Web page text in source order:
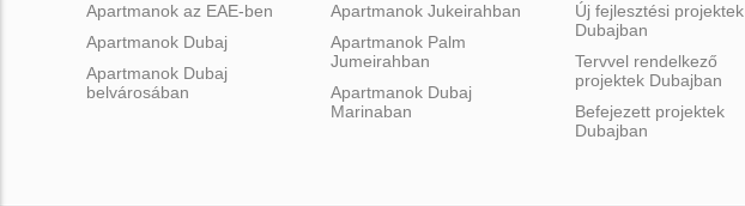
Apartmanok az EAE-ben
Apartmanok Dubaj
Apartmanok Dubaj
belvárosában
Apartmanok Jukeirahban
Apartmanok Palm
Jumeirahban
Apartmanok Dubaj
Marinaban
Új fejlesztési projektek
Dubajban
Tervvel rendelkező
projektek Dubajban
Befejezett projektek
Dubajban